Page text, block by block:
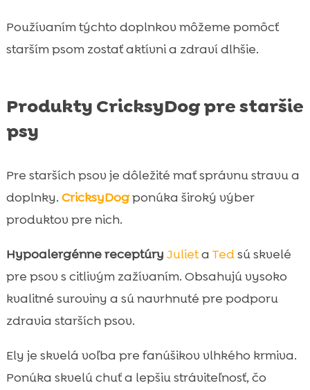
Používaním týchto doplnkov môžeme pomôcť
starším psom zostať aktívni a zdraví dlhšie.
Produkty CricksyDog pre staršie
psy
Pre starších psov je dôležité mať správnu stravu a
doplnky. CricksyDogponúka široký výber
produktov pre nich.
Hypoalergénne receptúry Julieta Tedsú skvelé
pre psov s citlivým zažívaním. Obsahujú vysoko
kvalitné suroviny a sú navrhnuté pre podporu
zdravia starších psov.
Ely je skvelá voľba pre fanúšikov vlhkého krmiva.
Ponúka skvelú chuť a lepšiu stráviteľnosť, čo